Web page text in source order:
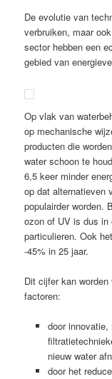
De evolutie van
verbruiken, maar
sector hebben een
gebied van
Op vlak van
op mechanische
producten die
water schoon te
6,5 keer minder
op dat alternatieven
populairder worden.
ozon of UV is dus
particulieren. Ook
-45% in 25 jaar.
Dit cijfer kan
factoren:
door
nieuw water
door het